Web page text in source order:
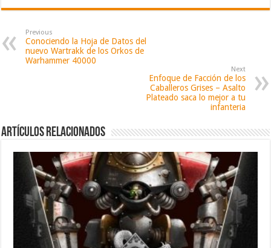
Previous
Conociendo la Hoja de Datos del
nuevo Wartrakk de los Orkos de
Warhammer 40000
Next
Enfoque de Facción de los
Caballeros Grises – Asalto
Plateado saca lo mejor a tu
infanteria
Artículos relacionados